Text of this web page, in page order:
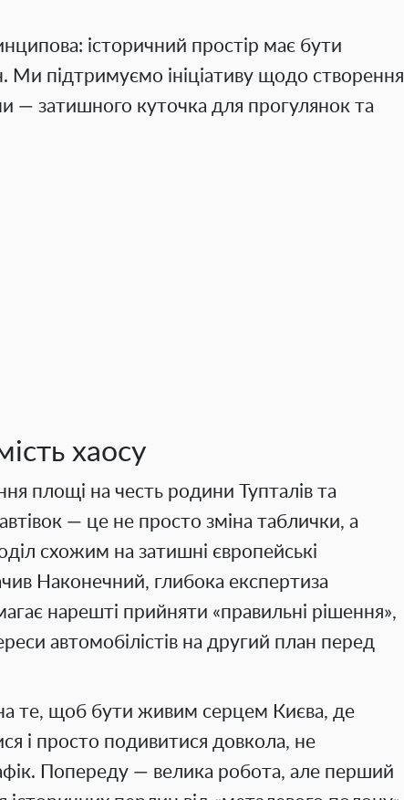
історичний простір має бути
Ми підтримуємо ініціативу щодо створення
— затишного куточка для прогулянок та
хаосу
площі на честь родини Тупталів та
— це не просто зміна таблички, а
схожим на затишні європейські
Наконечний, глибока експертиза
нарешті прийняти «правильні рішення»,
автомобілістів на другий план перед
на те, щоб бути живим серцем Києва, де
і просто подивитися довкола, не
Попереду — велика робота, але перший